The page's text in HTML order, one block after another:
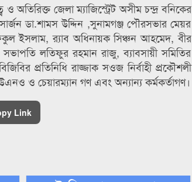
অতিরিক্ত জেলা ম্যাজিস্ট্রেট অসীম চন্দ্র বনিকের
ডা.শামস উদ্দিন ,সুনামগঞ্জ পৌরসভার মেয়র
ইসলাম, র‌্যাব অধিনায়ক সিঞ্চন আহমেদ, বীর
লতিফুর রহমান রাজু, ব্যাবসায়ী সমিতির
প্রতিনিধি রাজ্জাক সওজ নির্বাহী প্রকৌশলী
ও চেয়ারম্যান গণ এবং অন্যান্য কর্মকর্তাগণ।
Link